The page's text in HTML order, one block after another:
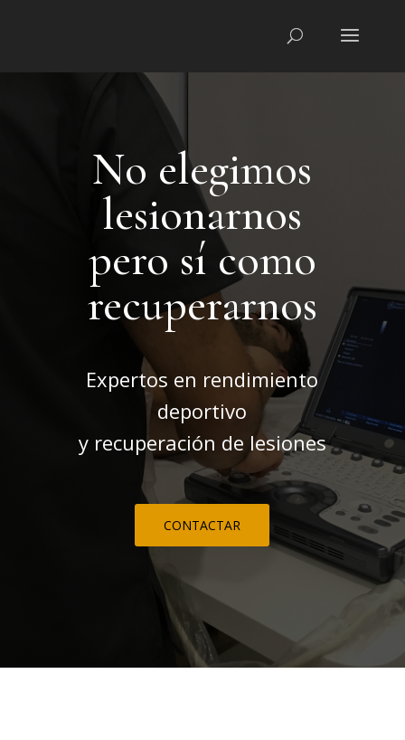
No elegimos
lesionarnos
pero sí como
recuperarnos
Expertos en rendimiento
deportivo
y recuperación de lesiones
CONTACTAR